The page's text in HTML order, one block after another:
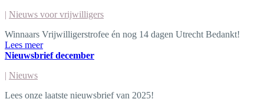
| Nieuws voor vrijwilligers
Winnaars Vrijwilligerstrofee én nog 14 dagen Utrecht Bedankt!
Lees meer
Nieuwsbrief december
| Nieuws
Lees onze laatste nieuwsbrief van 2025!